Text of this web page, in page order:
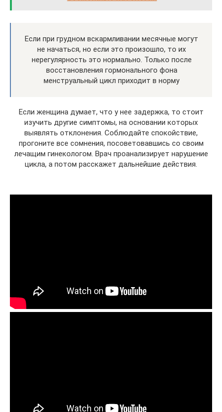
Если при грудном вскармливании месячные могут
не начаться, но если это произошло, то их
нерегулярность это нормально. Только после
восстановления гормонального фона
менструальный цикл приходит в норму
Если женщина думает, что у нее задержка, то стоит
изучить другие симптомы, на основании которых
выявлять отклонения. Соблюдайте спокойствие,
прогоните все сомнения, посоветовавшись со своим
лечащим гинекологом. Врач проанализирует нарушение
цикла, а потом расскажет дальнейшие действия.